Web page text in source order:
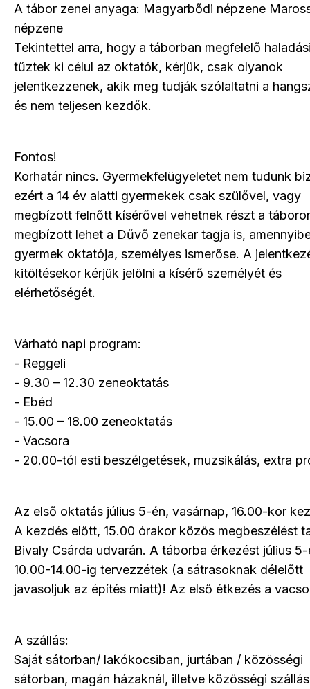
A tábor zenei anyaga: Magyarbődi népzene
népzene
Tekintettel arra, hogy a táborban megfelelő
tűztek ki célul az oktatók, kérjük, csak olyanok
jelentkezzenek, akik meg tudják szólaltatni a
és nem teljesen kezdők.
Fontos!
Korhatár nincs. Gyermekfelügyeletet nem tudunk
ezért a 14 év alatti gyermekek csak szülővel, vagy
megbízott felnőtt kísérővel vehetnek részt a
megbízott lehet a Dűvő zenekar tagja is,
gyermek oktatója, személyes ismerőse. A
kitöltésekor kérjük jelölni a kísérő személyét és
elérhetőségét.
Várható napi program:
- Reggeli
- 9.30 – 12.30 zeneoktatás
- Ebéd
- 15.00 – 18.00 zeneoktatás
- Vacsora
- 20.00-tól esti beszélgetések, muzsikálás, extra
Az első oktatás július 5-én, vasárnap, 16.00-kor
A kezdés előtt, 15.00 órakor közös megbeszélést
Bivaly Csárda udvarán. A táborba érkezést július
10.00-14.00-ig tervezzétek (a sátrasoknak délelőtt
javasoljuk az építés miatt)! Az első étkezés a
A szállás:
Saját sátorban/ lakókocsiban, jurtában / közösségi
sátorban, magán házaknál, illetve közösségi